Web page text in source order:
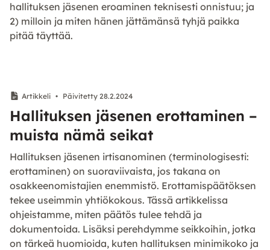
hallituksen jäsenen eroaminen teknisesti onnistuu; ja
2) milloin ja miten hänen jättämänsä tyhjä paikka
pitää täyttää.
Artikkeli • Päivitetty 28.2.2024
Hallituksen jäsenen erottaminen –
muista nämä seikat
Hallituksen jäsenen irtisanominen (terminologisesti:
erottaminen) on suoraviivaista, jos takana on
osakkeenomistajien enemmistö. Erottamispäätöksen
tekee useimmin yhtiökokous. Tässä artikkelissa
ohjeistamme, miten päätös tulee tehdä ja
dokumentoida. Lisäksi perehdymme seikkoihin, jotka
on tärkeä huomioida, kuten hallituksen minimikoko ja